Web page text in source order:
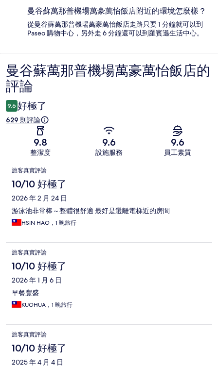
曼谷蘇萬那普機場萬豪萬怡飯店附近的環境怎麼樣？
從曼谷蘇萬那普機場萬豪萬怡飯店走路只要 1 分鐘就可以到
Paseo 購物中心，另外走 6 分鐘還可以到羅賓遜生活中心。
評
論
曼谷蘇萬那普機場萬豪萬怡飯店的
評論
9.6 好極了
629 則評論
9.8
整潔度
9.6
設施服務
9.6
員工素質
評
論
旅客真實評論
10/10 好極了
2026 年 2 月 24 日
游泳池非常棒～整體很舒適 最好是選離電梯近的房間
HSIN HAO，1 晚旅行
旅客真實評論
10/10 好極了
2026 年 1 月 6 日
早餐豐盛
KUOHUA，1 晚旅行
旅客真實評論
10/10 好極了
2025 年 4 月 4 日